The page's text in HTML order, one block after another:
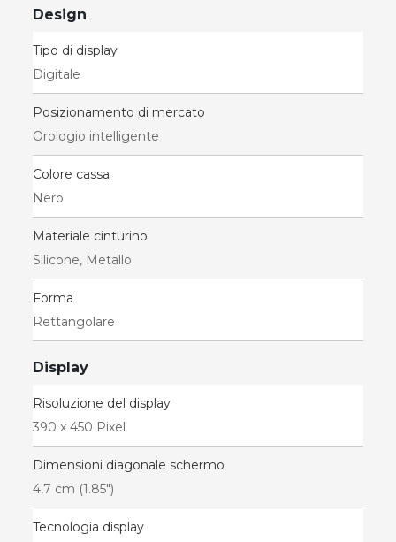
Design
Tipo di display
Digitale
Posizionamento di mercato
Orologio intelligente
Colore cassa
Nero
Materiale cinturino
Silicone, Metallo
Forma
Rettangolare
Display
Risoluzione del display
390 x 450 Pixel
Dimensioni diagonale schermo
4,7 cm (1.85")
Tecnologia display